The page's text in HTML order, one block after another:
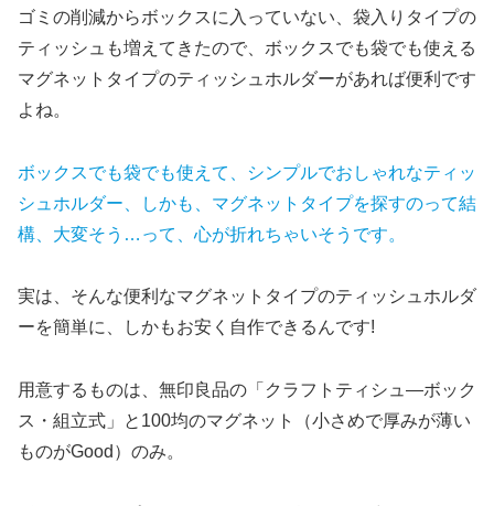
ゴミの削減からボックスに入っていない、袋入りタイプの
ティッシュも増えてきたので、ボックスでも袋でも使える
マグネットタイプのティッシュホルダーがあれば便利です
よね。
ボックスでも袋でも使えて、シンプルでおしゃれなティッ
シュホルダー、しかも、マグネットタイプを探すのって結
構、大変そう…って、 心が折れちゃいそうです。
実は、そんな便利なマグネットタイプのティッシュホルダ
ーを簡単に、しかもお安く自作できるんです!
用意するものは、無印良品の「クラフトティシュ―ボック
ス・組立式」と100均のマグネット（小さめで厚みが薄い
ものがGood）のみ。